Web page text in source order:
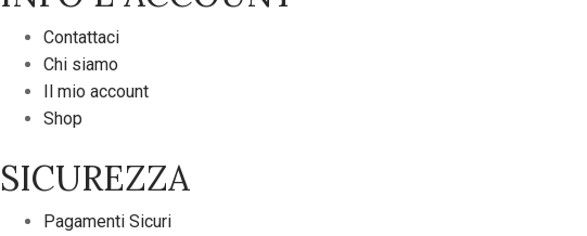
Contattaci
Chi siamo
Il mio account
Shop
SICUREZZA
Pagamenti Sicuri